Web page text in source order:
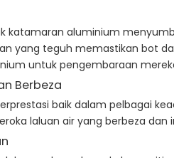
katamaran aluminium
yang teguh memastikan bot
untuk pengembaraan
Berbeza
baik dalam pelbagai
laluan air yang berbeza